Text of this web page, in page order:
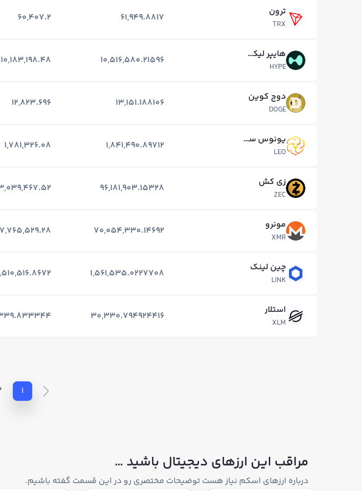
ترون
TRX
60,407.2 61,949.8817
هایپر لیکویید
HYPE
10,183,198.48 10,516,580.21596
دوج کوین
DOGE
12,823.696 13,151.188106
یونوس سد لئو
LEO
1,781,326.08 1,841,490.89712
زی کش
ZEC
96,181,903.15328
مونرو
XMR
70,054,330.14692
چین لینک
LINK
1,561,535.0227708
استلار
XLM
30,330.794924416
1
مراقب این ارزهای دیجیتال باشید …
درباره ارزهای اسکم نیاز هست توضیحات مختصری رو در این قسمت گفته باشیم.